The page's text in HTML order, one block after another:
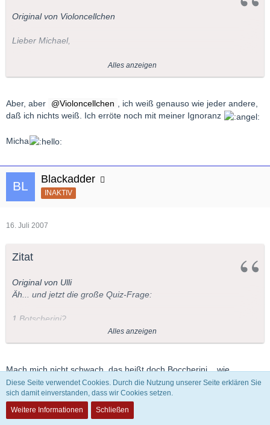
Original von Violoncellchen
Lieber Michael,
die gravierenden Bildungslücken, die sich bei den notorischen
Fragestellern in diesem Thread auftun, müssen für einen
Universitäten studiert hat, wirklich sehr ermüdend, wenn nicht
gar schockierend sein.
Da freut es mich, mit meiner Unwissenheit wenigstens einen
Violoncellchen
Alles anzeigen
Aber, aber Violoncellchen , ich weiß genauso wie jeder andere,
daß ich nichts weiß. Ich erröte noch mit meiner Ignoranz
Micha
Blackadder
INAKTIV
16. Juli 2007
Zitat
Original von Ulli
Äh... und jetzt die große Quiz-Frage:
1 Botscherini?
3 Bocherini? [mit ch wie bei machen]
Gefallen täte mir am besten Nr. 2
Alles anzeigen
Mach mich nicht schwach, das heißt doch Boccherini... wie
Zucchini... also "k"
Violoncellchen
Diese Seite verwendet Cookies. Durch die Nutzung unserer Seite erklären Sie
sich damit einverstanden, dass wir Cookies setzen.
Weitere Informationen
Schließen